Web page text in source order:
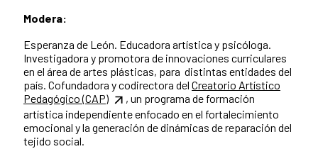
Modera:
Esperanza de León. Educadora artística y psicóloga.
Investigadora y promotora de innovaciones curriculares
en el área de artes plásticas, para distintas entidades del
país. Cofundadora y codirectora del Creatorio Artístico
Pedagógico (CAP)
, un programa de formación
artística independiente enfocado en el fortalecimiento
emocional y la generación de dinámicas de reparación del
tejido social.